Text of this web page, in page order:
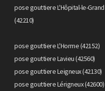
pose gouttiere L'Hôpital-le-Grand
(42210)
pose gouttiere L'Horme (42152)
pose gouttiere Lavieu (42560)
pose gouttiere Leigneux (42130)
pose gouttiere Lérigneux (42600)